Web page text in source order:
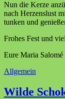
Nun die Kerze
nach Herzenslust
tunken und
Frohes Fest und
Eure Maria Salomé
Allgemein
Wilde